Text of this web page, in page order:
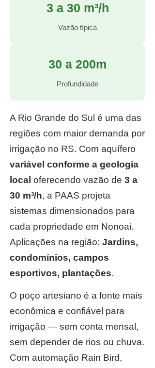
3 a 30 m³/h
Vazão típica
30 a 200m
Profundidade
A Rio Grande do Sul é uma das
regiões com maior demanda por
irrigação no RS. Com aquífero
variável conforme a geologia
local oferecendo vazão de 3 a
30 m³/h, a PAAS projeta
sistemas dimensionados para
cada propriedade em Nonoai.
Aplicações na região: Jardins,
condomínios, campos
esportivos, plantações.
O poço artesiano é a fonte mais
econômica e confiável para
irrigação — sem conta mensal,
sem depender de rios ou chuva.
Com automação Rain Bird,